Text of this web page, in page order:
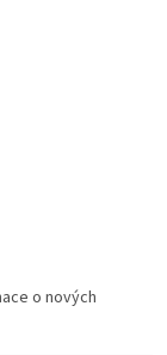
o nových